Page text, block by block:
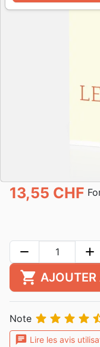
13,55 CHF
remove add
shopping_cart AJOUTER
Note    
chat Lire les avis